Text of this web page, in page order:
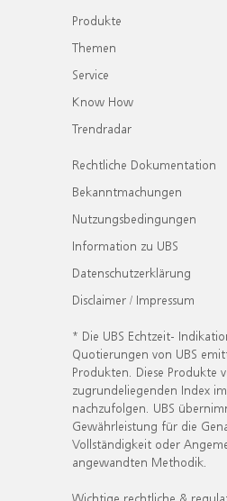
Produkte
Themen
Service
Know How
Trendradar
Rechtliche Dokumentation
Bekanntmachungen
Nutzungsbedingungen
Information zu UBS
Datenschutzerklärung
Disclaimer / Impressum
* Die UBS Echtzeit-
Quotierungen von UBS
Produkten. Diese Produkte
zugrundeliegenden Index
nachzufolgen. UBS
Gewährleistung für die
Vollständigkeit oder
angewandten Methodik.